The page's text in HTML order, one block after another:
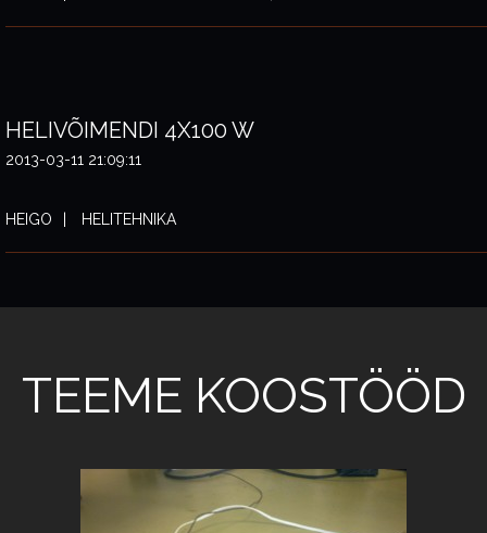
HELIVÕIMENDI 4X100 W
2013-03-11 21:09:11
HEIGO HELITEHNIKA
TEEME KOOSTÖÖD